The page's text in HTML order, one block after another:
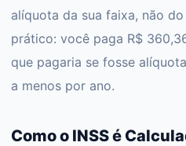
alíquota da sua faixa, não
prático: você paga R$
que pagaria se fosse
a menos por ano.
Como o INSS é